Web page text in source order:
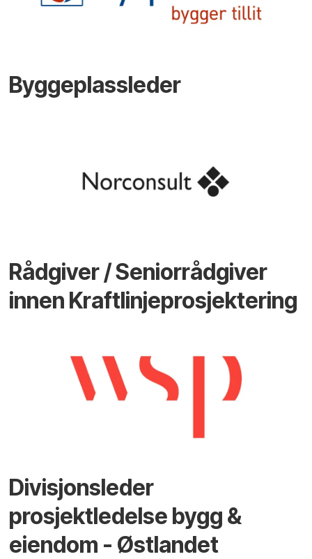
Byggeplassleder
Rådgiver / Seniorrådgiver
innen Kraftlinjeprosjektering
Divisjonsleder
prosjektledelse bygg &
eiendom - Østlandet